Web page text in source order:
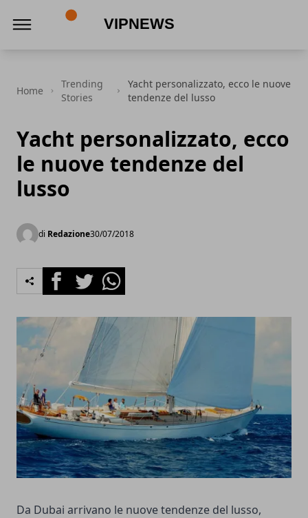
Home
Trending
Stories
Yacht personalizzato, ecco le nuove
tendenze del lusso
Yacht personalizzato, ecco
le nuove tendenze del
lusso
di Redazione30/07/2018
FacebookTwitterWhatsapp
Da Dubai arrivano le nuove tendenze del lusso,